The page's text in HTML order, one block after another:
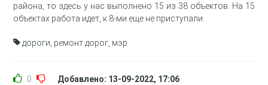
района, то здесь у нас выполнено 15 из 38 объектов. На 15
объектах работа идет, к 8-ми еще не приступали.
дороги, ремонт дорог, мэр
0
Добавлено: 13-09-2022, 17:06